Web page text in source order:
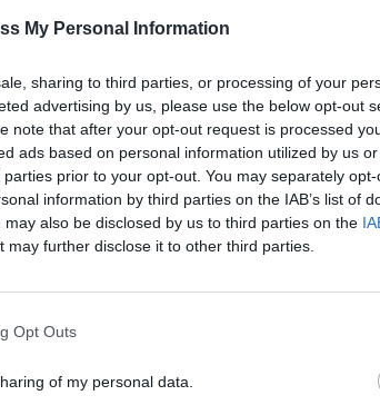
My Personal Information
sharing to third parties, or processing of your
advertising by us, please use the below opt-out
note that after your opt-out request is processed
ads based on personal information utilized by us
prior to your opt-out. You may separately
information by third parties on the IAB’s list of
also be disclosed by us to third parties on the
may further disclose it to other third parties.
Opt Outs
of my personal data.
έχει καταλάβει πως με
της
και στοFacebook
στοYouTube